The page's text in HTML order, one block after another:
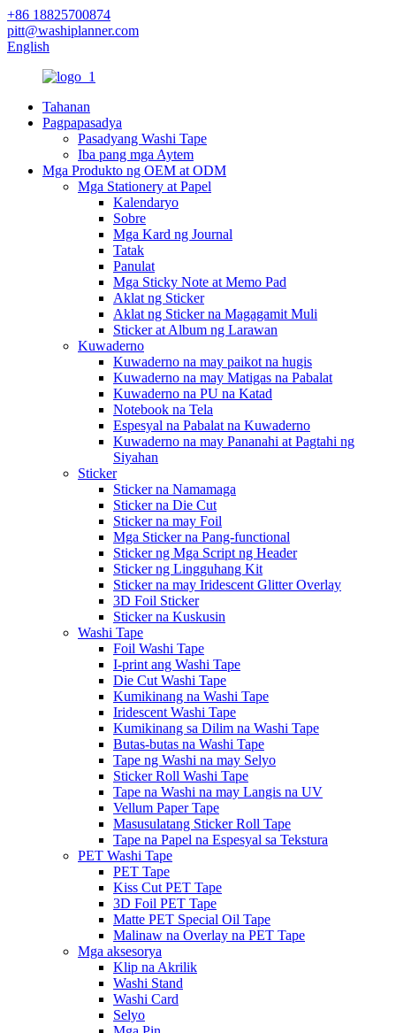
+86 18825700874
pitt@washiplanner.com
English
Tahanan
Pagpapasadya
Pasadyang Washi Tape
Iba pang mga Aytem
Mga Produkto ng OEM at ODM
Mga Stationery at Papel
Kalendaryo
Sobre
Mga Kard ng Journal
Tatak
Panulat
Mga Sticky Note at Memo Pad
Aklat ng Sticker
Aklat ng Sticker na Magagamit Muli
Sticker at Album ng Larawan
Kuwaderno
Kuwaderno na may paikot na hugis
Kuwaderno na may Matigas na Pabalat
Kuwaderno na PU na Katad
Notebook na Tela
Espesyal na Pabalat na Kuwaderno
Kuwaderno na may Pananahi at Pagtahi ng
Siyahan
Sticker
Sticker na Namamaga
Sticker na Die Cut
Sticker na may Foil
Mga Sticker na Pang-functional
Sticker ng Mga Script ng Header
Sticker ng Lingguhang Kit
Sticker na may Iridescent Glitter Overlay
3D Foil Sticker
Sticker na Kuskusin
Washi Tape
Foil Washi Tape
I-print ang Washi Tape
Die Cut Washi Tape
Kumikinang na Washi Tape
Iridescent Washi Tape
Kumikinang sa Dilim na Washi Tape
Butas-butas na Washi Tape
Tape ng Washi na may Selyo
Sticker Roll Washi Tape
Tape na Washi na may Langis na UV
Vellum Paper Tape
Masusulatang Sticker Roll Tape
Tape na Papel na Espesyal sa Tekstura
PET Washi Tape
PET Tape
Kiss Cut PET Tape
3D Foil PET Tape
Matte PET Special Oil Tape
Malinaw na Overlay na PET Tape
Mga aksesorya
Klip na Akrilik
Washi Stand
Washi Card
Selyo